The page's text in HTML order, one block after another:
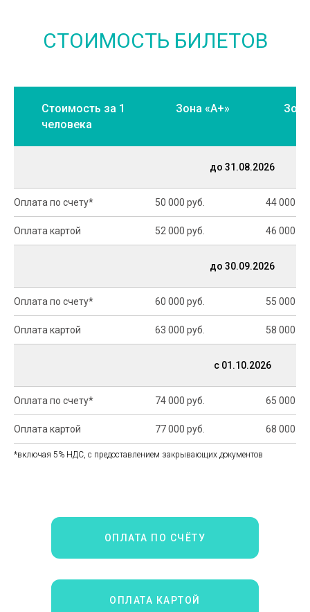
СТОИМОСТЬ БИЛЕТОВ
Стоимость за 1
человека
Зона «А+»
до 31.08.2026
Оплата по счету* 50 000 руб. 44 000
Оплата картой 52 000 руб. 46 000
до 30.09.2026
Оплата по счету* 60 000 руб. 55 000
Оплата картой 63 000 руб. 58 000
с 01.10.2026
Оплата по счету* 74 000 руб. 65 000
Оплата картой 77 000 руб. 68 000
*включая 5% НДС, с предоставлением закрывающих документов
ОПЛАТА КАРТОЙ
ОПЛАТА ПО СЧЁТУ